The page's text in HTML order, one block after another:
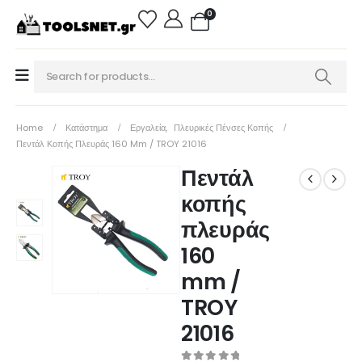
0
Home Κατάστημα Εργαλεία, Πλευρικές Πένσες Κοπής
Πεντάλ Κοπής Πλευράς 160 Mm / TROY 21016
Πεντάλ
κοπής
πλευράς
160
mm /
TROY
21016